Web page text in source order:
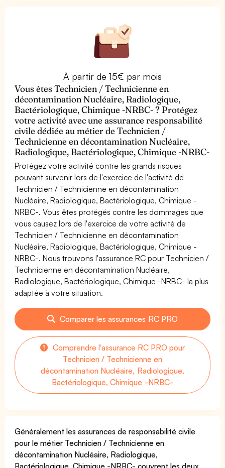
À partir de 15€ par mois
Vous êtes Technicien / Technicienne en
décontamination Nucléaire, Radiologique,
Bactériologique, Chimique -NRBC- ? Protégez
votre activité avec une assurance responsabilité
civile dédiée au métier de Technicien /
Technicienne en décontamination Nucléaire,
Radiologique, Bactériologique, Chimique -NRBC-
Protégez votre activité contre les grands risques
pouvant survenir lors de l'exercice de l'activité de
Technicien / Technicienne en décontamination
Nucléaire, Radiologique, Bactériologique, Chimique -
NRBC-. Vous êtes protégés contre les dommages que
vous causez lors de l'exercice de votre activité de
Technicien / Technicienne en décontamination
Nucléaire, Radiologique, Bactériologique, Chimique -
NRBC-. Nous trouvons l'assurance RC pour Technicien /
Technicienne en décontamination Nucléaire,
Radiologique, Bactériologique, Chimique -NRBC- la plus
adaptée à votre situation.
Comparer les assurances RC PRO
Comprendre l'assurance RC PRO pour
Technicien / Technicienne en
décontamination Nucléaire, Radiologique,
Bactériologique, Chimique -NRBC-
Généralement les assurances de responsabilité civile
pour le métier Technicien / Technicienne en
décontamination Nucléaire, Radiologique,
Bactériologique, Chimique -NRBC- couvrent les deux